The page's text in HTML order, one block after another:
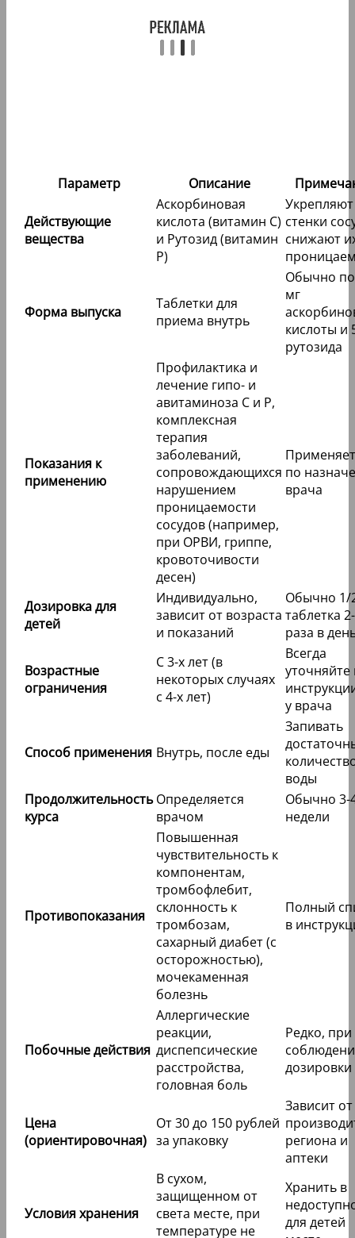
Параметр Описание
Действующие
вещества
Аскорбиновая
кислота (витамин С)
и Рутозид (витамин
Р)
Укрепляют
стенки
снижают
Форма выпуска
Таблетки для
приема внутрь
Обычно
мг
кислоты и
рутозида
Показания к
применению
Профилактика и
лечение гипо- и
авитаминоза С и Р,
комплексная
терапия
заболеваний,
сопровождающихся
нарушением
проницаемости
сосудов (например,
при ОРВИ, гриппе,
кровоточивости
десен)
по
врача
Дозировка для
детей
Индивидуально,
зависит от возраста
и показаний
Обычно 1/
таблетка
раза в
Возрастные
ограничения
С 3-х лет (в
некоторых случаях
с 4-х лет)
Всегда
уточняйте
у врача
Способ применения Внутрь, после еды
Запивать
воды
Продолжительность
курса
Определяется
врачом
Обычно 3-
недели
Противопоказания
Повышенная
чувствительность к
компонентам,
тромбофлебит,
склонность к
тромбозам,
сахарный диабет (с
осторожностью),
мочекаменная
болезнь
Полный
в
Побочные действия
Аллергические
реакции,
диспепсические
расстройства,
головная боль
Редко, при
дозировки
Цена
(ориентировочная)
От 30 до 150 рублей
за упаковку
Зависит от
региона и
аптеки
Условия хранения
В сухом,
защищенном от
света месте, при
температуре не
Хранить в
для детей